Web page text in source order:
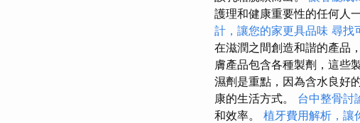
護理和健康重要性的任何人
計，讓您的家更具品味 尋找
在滋潤之間創造和諧的產品
膚產品包含各種製劑，這些
濕劑是重點，因為含水良好
康的生活方式。 台中整骨討
和效率。 植牙費用解析，讓